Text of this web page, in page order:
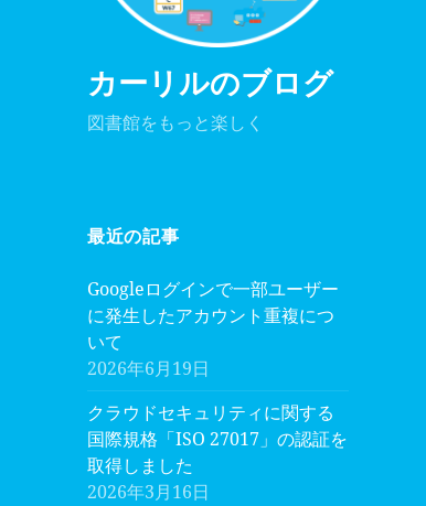
カーリルのブログ
図書館をもっと楽しく
最近の記事
Googleログインで一部ユーザー
に発生したアカウント重複につ
いて
2026年6月19日
クラウドセキュリティに関する
国際規格「ISO 27017」の認証を
取得しました
2026年3月16日